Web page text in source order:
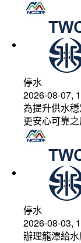
停水
2026-08-07,
為提升供水
更安心可靠
停水
2026-08-03,
辦理龍潭給